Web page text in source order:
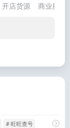
开店货源 商业服务
# 旺旺查号